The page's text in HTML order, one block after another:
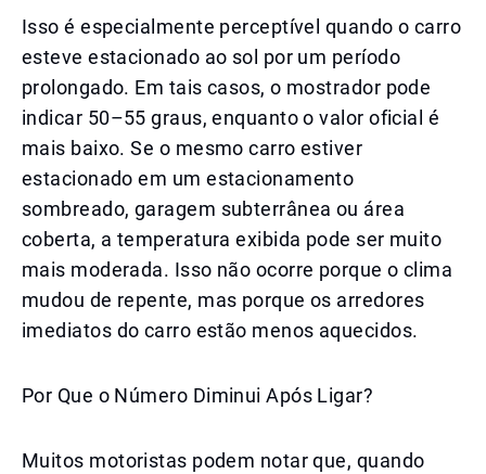
Isso é especialmente perceptível quando o carro
esteve estacionado ao sol por um período
prolongado. Em tais casos, o mostrador pode
indicar 50–55 graus, enquanto o valor oficial é
mais baixo. Se o mesmo carro estiver
estacionado em um estacionamento
sombreado, garagem subterrânea ou área
coberta, a temperatura exibida pode ser muito
mais moderada. Isso não ocorre porque o clima
mudou de repente, mas porque os arredores
imediatos do carro estão menos aquecidos.
Por Que o Número Diminui Após Ligar?
Muitos motoristas podem notar que, quando